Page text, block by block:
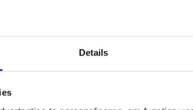
Details
aan de strengste veiligheidseisen. Door
door gecertificeerde specialisten, verklein je
in je eigen huis.
in Tilburg
je van harte welkom in het ALKU